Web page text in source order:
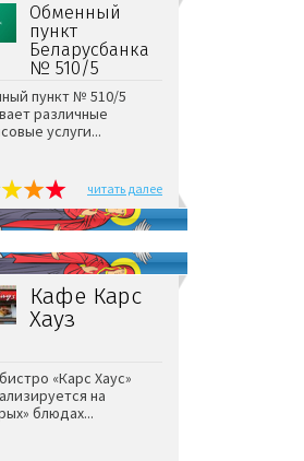
Обменный
пункт
Беларусбанка
№ 510/5
пункт № 510/5
различные
услуги...
читать далее
Кафе Карс
Хауз
«Карс Хаус»
на
блюдах...